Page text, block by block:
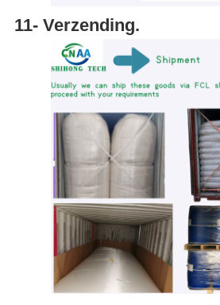
11- Verzending.